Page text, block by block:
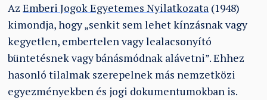
AzEmberi Jogok Egyetemes Nyilatkozata (1948)
kimondja, hogy „senkit sem lehet kínzásnak vagy
kegyetlen, embertelen vagy lealacsonyító
büntetésnek vagy bánásmódnak alávetni”. Ehhez
hasonló tilalmak szerepelnek más nemzetközi
egyezményekben és jogi dokumentumokban is.